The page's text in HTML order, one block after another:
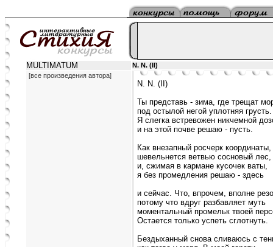
MULTIMATUM
N. N. (II)
[все произведения автора]
N. N. (II)
Ты представь - зима, где трещат
под остылой негой уплотняя грусть.
Я слегка встревожен никчемной
и на этой почве решаю - пусть.
Как внезапный росчерк координаты,
шевельнется ветвью сосновый лес,
и, сжимая в кармане кусочек ваты,
я без промедления решаю - здесь
и сейчас. Что, впрочем, вполне
потому что вдруг разбавляет муть
моментальный промельк твоей
Остается только успеть сглотнуть.
Бездыханный снова сливаюсь с